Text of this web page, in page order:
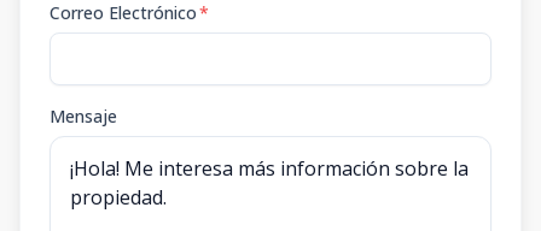
Correo Electrónico*
Mensaje